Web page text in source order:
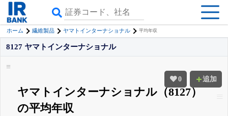
ホーム 繊維製品 ヤマトインターナショナル 平均年収
0 追加
8127 ヤマトインターナショナル
ヤマトインターナショナル（8127）
の平均年収